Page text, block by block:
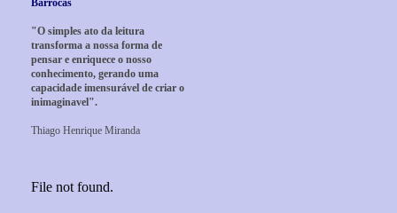
Barrocas
"O simples ato da leitura
transforma a nossa forma de
pensar e enriquece o nosso
conhecimento, gerando uma
capacidade imensurável de criar o
inimaginavel".
Thiago Henrique Miranda